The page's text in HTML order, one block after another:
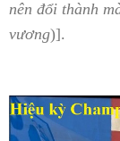
nên đổi thành
vương)].